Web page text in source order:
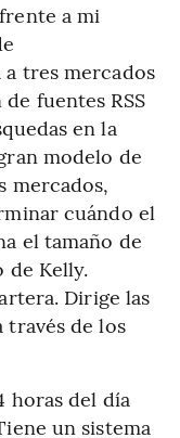
a mi
tres mercados
fuentes RSS
en la
modelo de
mercados,
cuándo el
el tamaño de
de Kelly.
Dirige las
de los
horas del día
un sistema